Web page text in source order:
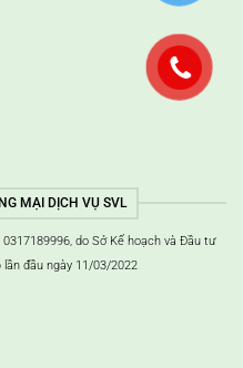
MẠI DỊCH VỤ SVL
do Sở Kế hoạch và Đầu tư
đầu ngày 11/03/2022